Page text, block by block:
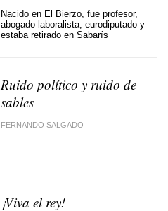
Nacido en El Bierzo, fue profesor,
abogado laboralista, eurodiputado y
estaba retirado en Sabarís
Ruido político y ruido de
sables
FERNANDO SALGADO
¡Viva el rey!